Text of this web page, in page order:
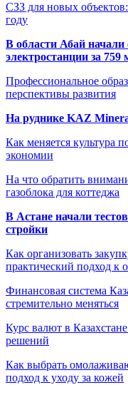
СЗЗ для новых
году
В области Абай начали
электростанции за 759
Профессиональное
перспективы развития
На руднике KAZ
Как меняется культура
экономии
На что обратить
газоблока для коттеджа
В Астане начали
стройки
Как организовать
практический подход к
Финансовая система
стремительно меняться
Курс валют в
решений
Как выбрать
подход к уходу за кожей